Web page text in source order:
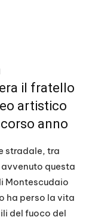
il fratello
artistico
anno
stradale, tra
avvenuto questa
Montescudaio
ha perso la vita
del fuoco del